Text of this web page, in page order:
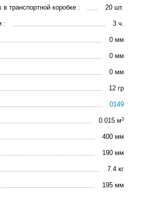
в транспортной коробке : 20 шт.
: 3 ч.
0 мм
0 мм
0 мм
12 гр
0149
0.015 м3
400 мм
190 мм
7.4 кг
195 мм